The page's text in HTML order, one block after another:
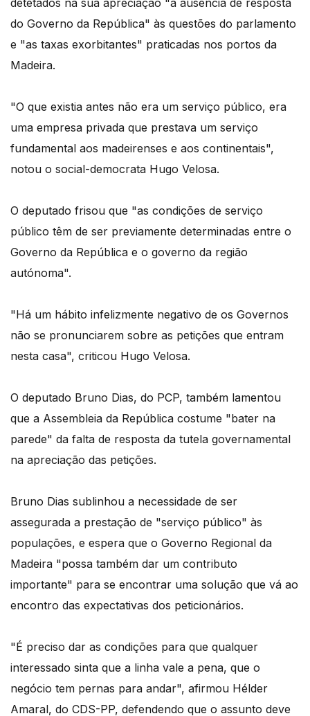
detetados na sua apreciação "a ausência de resposta
do Governo da República" às questões do parlamento
e "as taxas exorbitantes" praticadas nos portos da
Madeira.
"O que existia antes não era um serviço público, era
uma empresa privada que prestava um serviço
fundamental aos madeirenses e aos continentais",
notou o social-democrata Hugo Velosa.
O deputado frisou que "as condições de serviço
público têm de ser previamente determinadas entre o
Governo da República e o governo da região
autónoma".
"Há um hábito infelizmente negativo de os Governos
não se pronunciarem sobre as petições que entram
nesta casa", criticou Hugo Velosa.
O deputado Bruno Dias, do PCP, também lamentou
que a Assembleia da República costume "bater na
parede" da falta de resposta da tutela governamental
na apreciação das petições.
Bruno Dias sublinhou a necessidade de ser
assegurada a prestação de "serviço público" às
populações, e espera que o Governo Regional da
Madeira "possa também dar um contributo
importante" para se encontrar uma solução que vá ao
encontro das expectativas dos peticionários.
"É preciso dar as condições para que qualquer
interessado sinta que a linha vale a pena, que o
negócio tem pernas para andar", afirmou Hélder
Amaral, do CDS-PP, defendendo que o assunto deve